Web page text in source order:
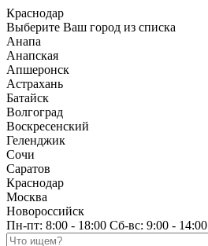
Краснодар
Выберите Ваш город из списка
Анапа
Анапская
Апшеронск
Астрахань
Батайск
Волгоград
Воскресенский
Геленджик
Сочи
Саратов
Краснодар
Москва
Новороссийск
Пн-пт: 8:00 - 18:00 Сб-вс: 9:00 - 14:00
Поиск по каталогу